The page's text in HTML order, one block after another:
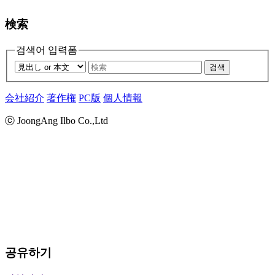
検索
검색어 입력폼
검색
会社紹介 著作権 PC版 個人情報
ⓒ JoongAng Ilbo Co.,Ltd
공유하기